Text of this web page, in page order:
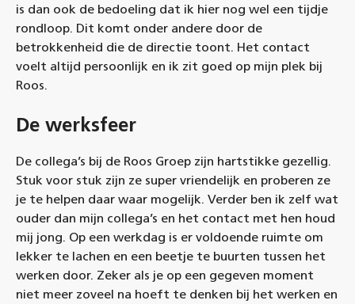
is dan ook de bedoeling dat ik hier nog wel een tijdje
rondloop. Dit komt onder andere door de
betrokkenheid die de directie toont. Het contact
voelt altijd persoonlijk en ik zit goed op mijn plek bij
Roos.
De werksfeer
De collega’s bij de Roos Groep zijn hartstikke gezellig.
Stuk voor stuk zijn ze super vriendelijk en proberen ze
je te helpen daar waar mogelijk. Verder ben ik zelf wat
ouder dan mijn collega’s en het contact met hen houd
mij jong. Op een werkdag is er voldoende ruimte om
lekker te lachen en een beetje te buurten tussen het
werken door. Zeker als je op een gegeven moment
niet meer zoveel na hoeft te denken bij het werken en